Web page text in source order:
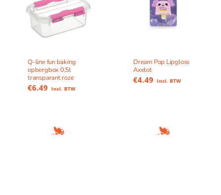
Q-line fun baking
opbergbox 0,5l
transparant roze
€6.49 Incl. BTW
Dream Pop Lipgloss
Axelot
€4.49 Incl. BTW